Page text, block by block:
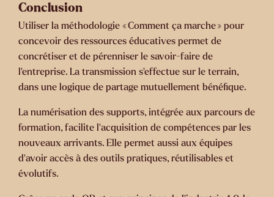
Conclusion
Utiliser la méthodologie « Comment ça marche » pour
concevoir des ressources éducatives permet de
concrétiser et de pérenniser le savoir-faire de
l’entreprise. La transmission s’effectue sur le terrain,
dans une logique de partage mutuellement bénéfique.
La numérisation des supports, intégrée aux parcours de
formation, facilite l’acquisition de compétences par les
nouveaux arrivants. Elle permet aussi aux équipes
d’avoir accès à des outils pratiques, réutilisables et
évolutifs.